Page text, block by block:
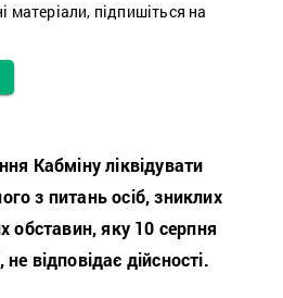
підпишіться на
Кабміну ліквідувати
з питань осіб, зниклих
обставин, яку 10 серпня
відповідає дійсності.